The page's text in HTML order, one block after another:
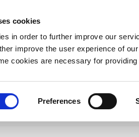
cookies
in order to further improve our
improve the user experience of
cookies are necessary for
Preferences
на